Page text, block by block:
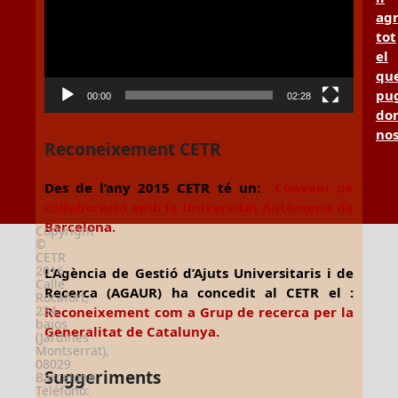
00:00 02:28
Reconeixement CETR
Des de l’any 2015 CETR té un: Conveni de
col·laboració amb la Universitat Autònoma de
Barcelona.
L’Agència de Gestió d’Ajuts Universitaris i de
Recerca (AGAUR) ha concedit al CETR el :
Reconeixement com a Grup de recerca per la
Generalitat de Catalunya.
Suggeriments
tot
el
nos
Copyright
©
CETR
2016
Calle
Rocafort,
234
bajos
(Jardines
Montserrat),
08029
Barcelona
Teléfono: